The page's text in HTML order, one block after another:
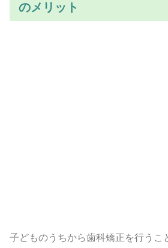
のメリット
子どものうちから歯科矯正を行うこ